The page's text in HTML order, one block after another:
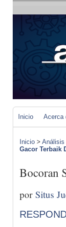
Inicio Acerca
Inicio > Análisis
Gacor Terbaik
Bocoran
porSitus